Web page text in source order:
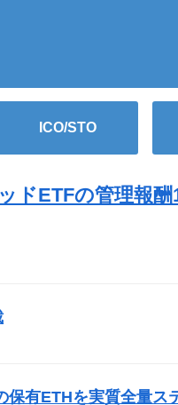
ICO/STO
ドETFの管理報
保有ETHを実質全量ス